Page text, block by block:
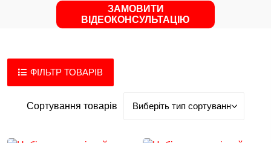
ЗАМОВИТИ
ВІДЕОКОНСУЛЬТАЦІЮ
ФІЛЬТР ТОВАРІВ
Сортування товарів